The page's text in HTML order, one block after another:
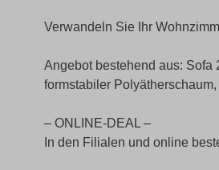
Verwandeln Sie Ihr
Angebot bestehend aus: Sofa
formstabiler
– ONLINE-DEAL –
In den Filialen und online